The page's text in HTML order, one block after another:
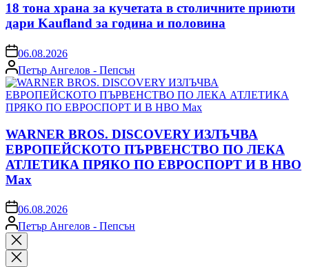
18 тона храна за кучетата в столичните приюти
дари Kaufland за година и половина
on06.08.2026
Posted
by
Петър Ангелов - Пепсън
WARNER BROS. DISCOVERY ИЗЛЪЧВА
ЕВРОПЕЙСКОТО ПЪРВЕНСТВО ПО ЛЕКА
АТЛЕТИКА ПРЯКО ПО ЕВРОСПОРТ И В НВО
Мах
on06.08.2026
Posted
by
Петър Ангелов - Пепсън
Close
search